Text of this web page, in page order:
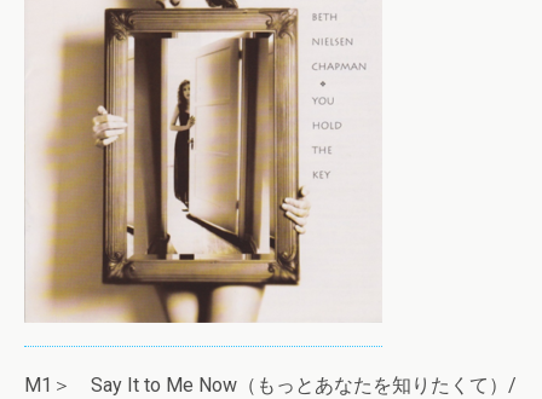
M1＞ Say It to Me Now（もっとあなたを知りたくて）/